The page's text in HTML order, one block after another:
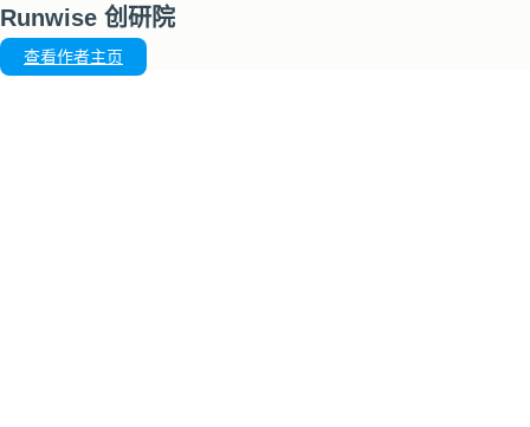
Runwise 创研院
查看作者主页